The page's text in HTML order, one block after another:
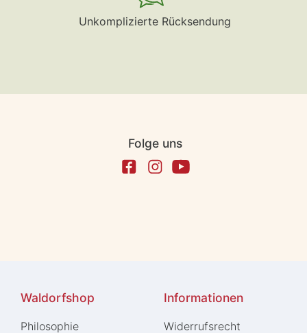
Unkomplizierte Rücksendung
Folge uns
Waldorfshop
Philosophie
Informationen
Widerrufs­recht